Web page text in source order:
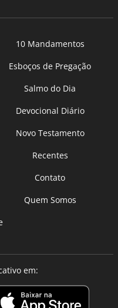
10 Mandamentos
Esboços de Pregação
Salmo do Dia
Devocional Diário
Novo Testamento
Recentes
Contato
Quem Somos
em: